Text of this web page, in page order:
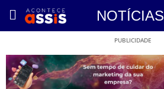
NOTÍCIAS
PUBLICIDADE